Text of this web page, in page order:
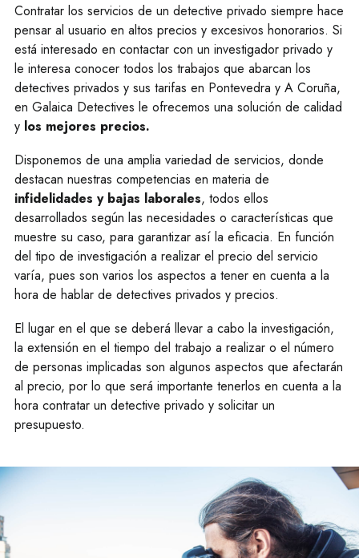
Contratar los servicios de un detective privado siempre hace
pensar al usuario en altos precios y excesivos honorarios. Si
está interesado en contactar con un investigador privado y
le interesa conocer todos los trabajos que abarcan los
detectives privados y sus tarifas en Pontevedra y A Coruña,
en Galaica Detectives le ofrecemos una solución de calidad
y los mejores precios.
Disponemos de una amplia variedad de servicios, donde
destacan nuestras competencias en materia de
infidelidades y bajas laborales, todos ellos
desarrollados según las necesidades o características que
muestre su caso, para garantizar así la eficacia. En función
del tipo de investigación a realizar el precio del servicio
varía, pues son varios los aspectos a tener en cuenta a la
hora de hablar de detectives privados y precios.
El lugar en el que se deberá llevar a cabo la investigación,
la extensión en el tiempo del trabajo a realizar o el número
de personas implicadas son algunos aspectos que afectarán
al precio, por lo que será importante tenerlos en cuenta a la
hora contratar un detective privado y solicitar un
presupuesto.